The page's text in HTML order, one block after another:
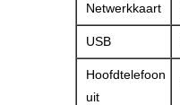
Netwerkkaart
USB
Hoofdtelefoon
uit